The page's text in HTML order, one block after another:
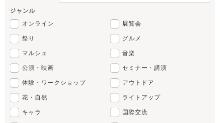
ジャンル
オンライン
展覧会
祭り グルメ
マルシェ 音楽
公演・映画 セミナー・講演
体験・ワークショップ アウトドア
花・自然 ライトアップ
キャラ 国際交流